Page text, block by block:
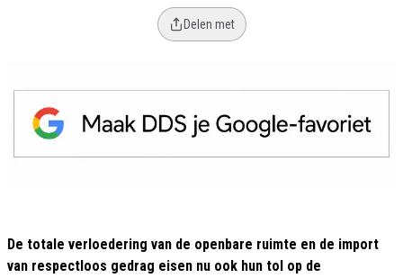
Delen met
De totale verloedering van de openbare ruimte en de import
van respectloos gedrag eisen nu ook hun tol op de